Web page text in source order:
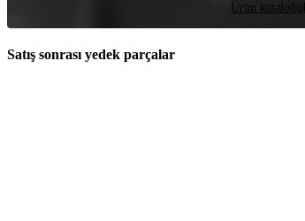
Ürün kataloğu
Satış sonrası yedek parçalar